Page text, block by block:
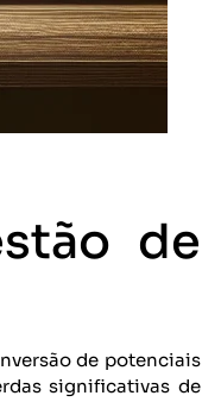
de
de potenciais
significativas de